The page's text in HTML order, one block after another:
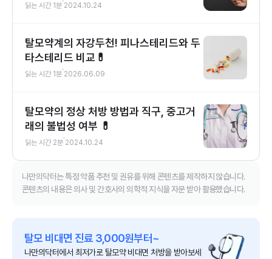
읽는 시간 1분 2024.10.24
탈모약계의 자강두천! 피나스테리드와 두
타스테리드 비교💊
읽는 시간 1분 2026.06.09
탈모약의 정상 처방 방법과 직구, 중고거
래의 불법성 여부 💊
읽는 시간 2분 2024.10.24
나만의닥터는 특정 약품 추천 및 권유를 위해 콘텐츠를 제작하지 않습니다.
콘텐츠의 내용은 의사 및 간호사의 의학적 지식을 자문 받아 활용했습니다.
탈모 비대면 진료 3,000원부터~
나만의닥터에서 최저가로 탈모약 비대면 처방을 받아보세